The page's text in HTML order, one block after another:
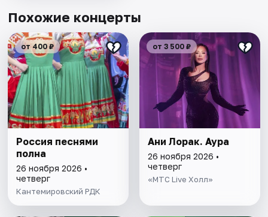
Похожие концерты
от 400 ₽
Россия песнями
полна
26 ноября 2026 •
четверг
Кантемировский РДК
от 3 500 ₽
Ани Лорак. Аура
26 ноября 2026 •
четверг
«МТС Live Холл»